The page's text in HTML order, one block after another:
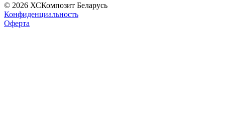
© 2026 ХСКомпозит Беларусь
Конфиденциальность
Оферта